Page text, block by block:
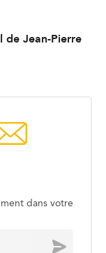
de Jean-Pierre
dans votre
Envoyer